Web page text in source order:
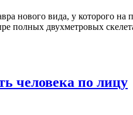
нового вида, у которого
полных двухметровых
человека по лицу